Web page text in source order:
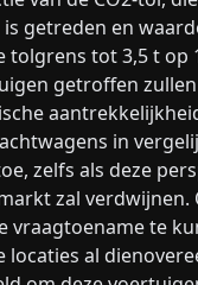
getreden en
tolgrens tot 3,5 t op
getroffen
in
zelfs als deze
zal verdwijnen.
vraagtoename te
locaties al